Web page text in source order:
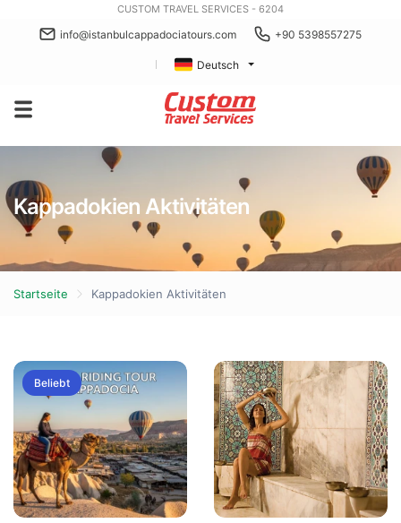
CUSTOM TRAVEL SERVICES - 6204
info@istanbulcappadociatours.com +90 5398557275
Deutsch
Kappadokien Aktivitäten
Startseite Kappadokien Aktivitäten
Beliebt